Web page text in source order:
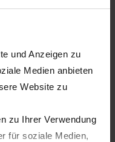
und Anzeigen zu
Medien anbieten
Website zu
zu Ihrer Verwendung
für soziale Medien,
1,00 - 3,20
1,00 - 3,20